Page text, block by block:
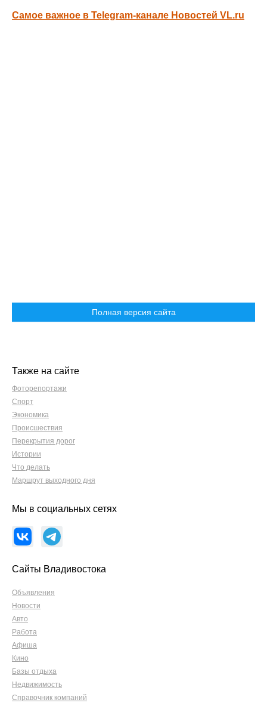
Самое важное в Telegram-канале Новостей VL.ru
Полная версия сайта
Также на сайте
Фоторепортажи
Спорт
Экономика
Происшествия
Перекрытия дорог
Истории
Что делать
Маршрут выходного дня
Мы в социальных сетях
Сайты Владивостока
Объявления
Новости
Авто
Работа
Афиша
Кино
Базы отдыха
Недвижимость
Справочник компаний